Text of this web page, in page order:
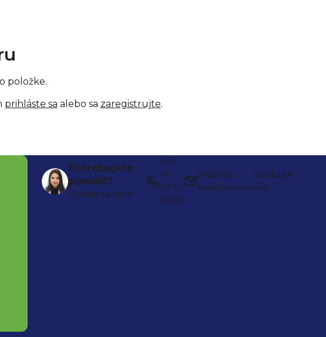
položke.
prihláste sa alebo sa zaregistrujte.
Potrebujete
poradiť?
Ozvite sa nám
Po-
Pi
9:00-
16:00
napíšte
kedykoľvek
Sledujte
nás: